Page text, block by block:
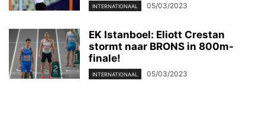
INTERNATIONAAL 05/03/2023
EK Istanboel: Eliott Crestan
stormt naar BRONS in 800m-
finale!
INTERNATIONAAL 05/03/2023